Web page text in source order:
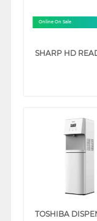
Online On Sale